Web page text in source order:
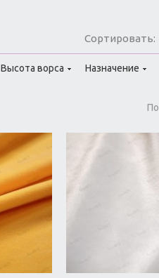
Сортировать:
Высота ворса Назначение